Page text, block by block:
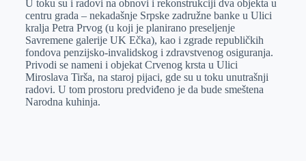
U toku su i radovi na obnovi i rekonstrukciji dva objekta u
centru grada – nekadašnje Srpske zadružne banke u Ulici
kralja Petra Prvog (u koji je planirano preseljenje
Savremene galerije UK Ečka), kao i zgrade republičkih
fondova penzijsko-invalidskog i zdravstvenog osiguranja.
Privodi se nameni i objekat Crvenog krsta u Ulici
Miroslava Tirša, na staroj pijaci, gde su u toku unutrašnji
radovi. U tom prostoru predviđeno je da bude smeštena
Narodna kuhinja.